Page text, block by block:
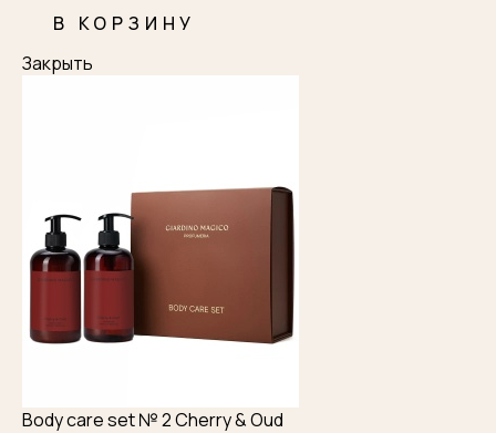
В КОРЗИНУ
Закрыть
Body care set № 2 Cherry & Oud